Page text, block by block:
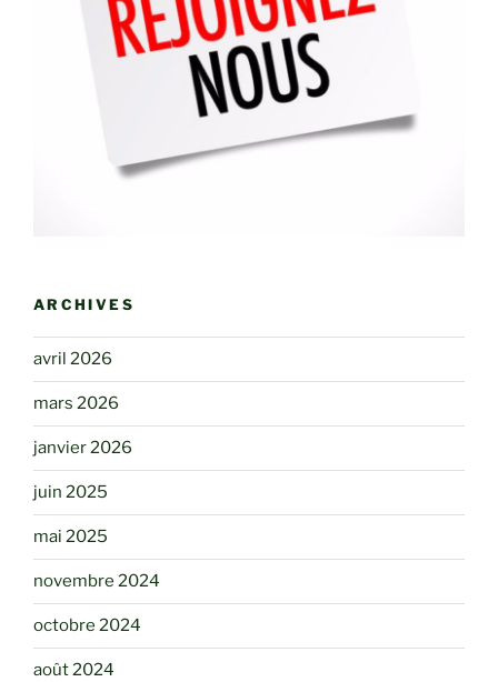
ARCHIVES
avril 2026
mars 2026
janvier 2026
juin 2025
mai 2025
novembre 2024
octobre 2024
août 2024